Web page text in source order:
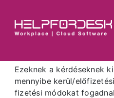
Ezeknek a kérdéseknek
mennyibe kerül/
fizetési módokat